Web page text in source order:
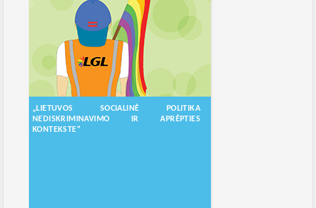
„LIETUVOS SOCIALINĖ POLITIKA
NEDISKRIMINAVIMO IR APRĖPTIES
KONTEKSTE“